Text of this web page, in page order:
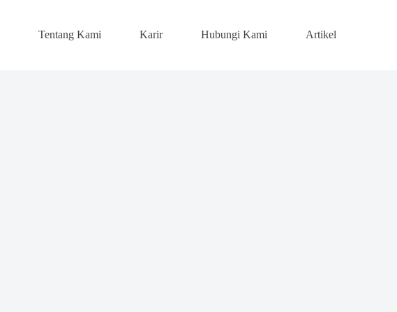
Tentang Kami Karir Hubungi Kami Artikel